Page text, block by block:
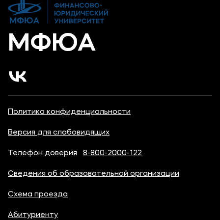
МФЮА
Политика конфиденциальности
Версия для слабовидящих
Телефон доверия 8-800-2000-122
Сведения об образовательной организации
Схема проезда
Абитуриенту